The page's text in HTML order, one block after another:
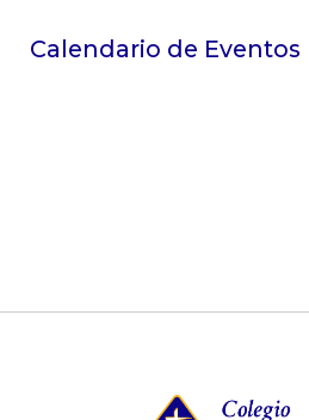
Calendario de Eventos